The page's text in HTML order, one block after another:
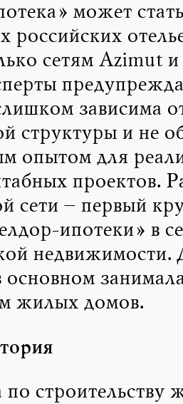
может
российских
сетям Azimut
зависима
структуры и не
опытом для
проектов.
сети – первый
ипотеки» в
недвижимости.
жилых домов.
строительству